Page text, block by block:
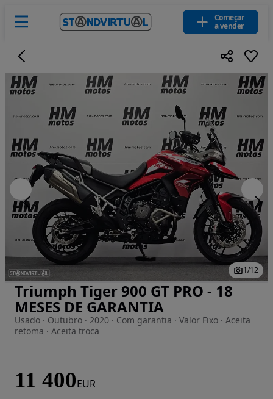
Começar
a vender
Imagem 1 de 12
1/12
Triumph Tiger 900 GT PRO - 18
MESES DE GARANTIA
Usado · Outubro · 2020 · Com garantia · Valor Fixo · Aceita
retoma · Aceita troca
11 400EUR